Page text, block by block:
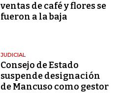
ventas de café y flores se
fueron a la baja
JUDICIAL
Consejo de Estado
suspende designación
de Mancuso como gestor